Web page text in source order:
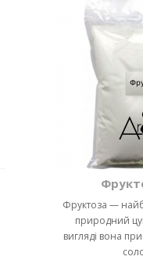
Фруктоза —
природний
вигляді вона